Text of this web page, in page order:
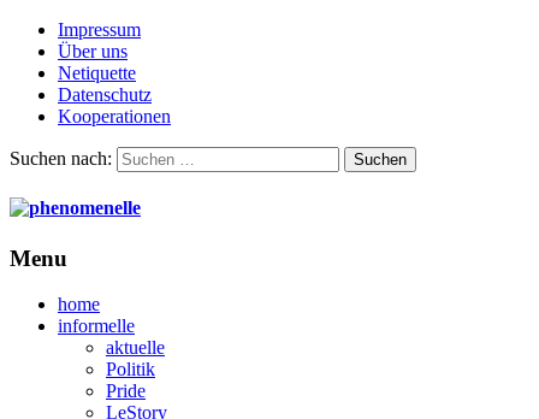
Impressum
Über uns
Netiquette
Datenschutz
Kooperationen
Suchen nach:
Menu
home
informelle
aktuelle
Politik
Pride
LeStory